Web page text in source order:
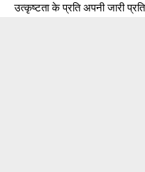
उत्कृष्टता के प्रति अपनी जारी